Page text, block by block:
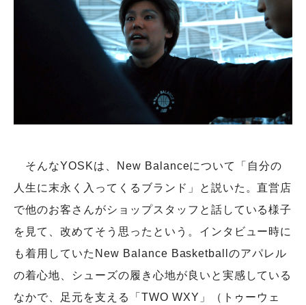
そんなYOSKは、New Balanceについて「自分の
人生に末永く入ってくるブランド」と説いた。直営店
で他のお客さんがショップスタッフと話している様子
を見て、改めてそう思ったという。インタビュー時に
も着用していたNew Balance Basketballのアパレル
の着心地、シューズの履き心地が良いと実感している
なかで、足元を支える「TWO WXY」（トゥーウェ